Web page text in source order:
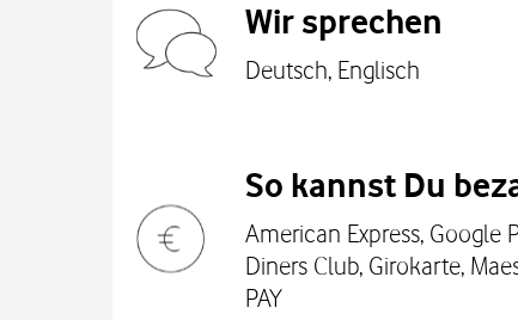
Wir sprechen
Deutsch, Englisch
So kannst Du
American Express, Google
Diners Club, Girokarte,
PAY